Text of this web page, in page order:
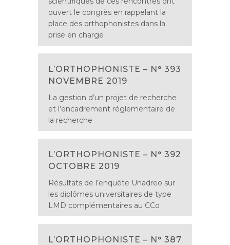
ouvert le congrès en rappelant la
place des orthophonistes dans la
prise en charge
L’ORTHOPHONISTE – N° 393
NOVEMBRE 2019
La gestion d’un projet de recherche
et l’encadrement réglementaire de
la recherche
L’ORTHOPHONISTE – N° 392
OCTOBRE 2019
Résultats de l’enquête Unadreo sur
les diplômes universitaires de type
LMD complémentaires au CCo
L’ORTHOPHONISTE – N° 387